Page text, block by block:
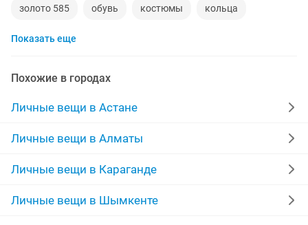
золото 585 обувь костюмы кольца
норковые шубы новые
дубленки инвалидные коляски
дубленки мужские кожаные куртки
джинсы куртки мужские
свадебное платье на прокат
Показать еще
Похожие в городах
Личные вещи в Астане
Личные вещи в Алматы
Личные вещи в Караганде
Личные вещи в Шымкенте